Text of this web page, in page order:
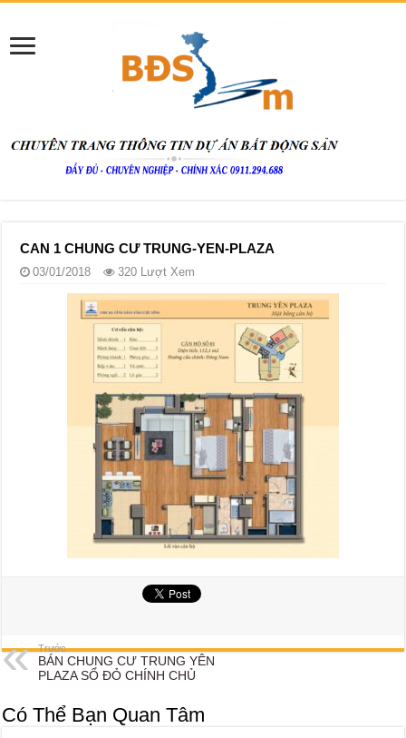
CAN 1 CHUNG CƯ TRUNG-YEN-PLAZA
03/01/2018 320 Lượt Xem
Trước
BÁN CHUNG CƯ TRUNG YÊN
PLAZA SỔ ĐỎ CHÍNH CHỦ
Có Thể Bạn Quan Tâm